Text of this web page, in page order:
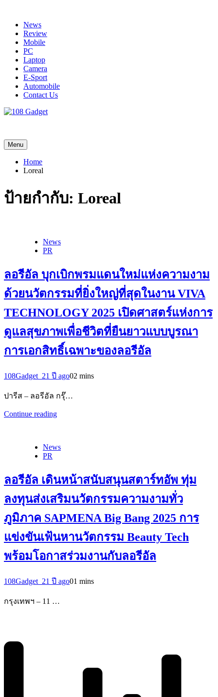
contentNews
Review
Mobile
PC
Laptop
Camera
E-Sport
Automobile
Contact Us
Menu
Home
Loreal
ป้ายกำกับ: Loreal
News
PR
ลอรีอัล บุกเบิกพรมแดนใหม่แห่งความงาม
ด้วยนวัตกรรมที่ยิ่งใหญ่ที่สุดในงาน VIVA
TECHNOLOGY 2025 เปิดศาสตร์แห่งการ
ดูแลสุขภาพเพื่อชีวิตที่ยืนยาวแบบบูรณา
การเอกสิทธิ์เฉพาะของลอรีอัล
108Gadget_21 ปี ago02 mins
ปารีส – ลอรีอัล กรุ๊…
Continue reading
News
PR
ลอรีอัล เดินหน้าสนับสนุนสตาร์ทอัพ ทุ่ม
ลงทุนส่งเสริมนวัตกรรมความงามทั่ว
ภูมิภาค SAPMENA Big Bang 2025 การ
แข่งขันเฟ้นหานวัตกรรม Beauty Tech
พร้อมโอกาสร่วมงานกับลอรีอัล
108Gadget_21 ปี ago01 mins
กรุงเทพฯ – 11 …